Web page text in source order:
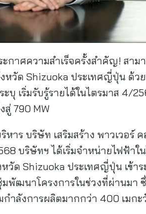
กาศความสำเร็จครั้งสำคัญ! สาม
หวัด Shizuoka ประเทศญี่ปุ่น ด้
บุ เริ่มรับรู้รายได้ในไตรมาส 4/
สู่ 790 MW
าร บริษัท เสริมสร้าง พาวเวอร์
บริษัทฯ ได้เริ่มจำหน่ายไฟฟ้าใ
ด Shizuoka ประเทศญี่ปุ่น เข้า
มพัฒนาโครงการในช่วงที่ผ่านมา
กำลังการผลิตมากกว่า 400 เมกะ